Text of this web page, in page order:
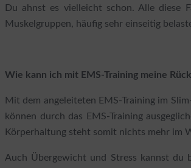
Du ahnst es vielleicht schon. Alle diese
Muskelgruppen, häufig sehr einseitig
Wie kann ich mit EMS-Training meine
Mit dem angeleiteten EMS-Training im
können durch das EMS-Training
Körperhaltung steht somit nichts mehr im
Auch Übergewicht und Stress kannst du